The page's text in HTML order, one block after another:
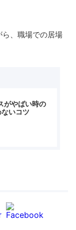
、職場での居場
がやばい時の
いコツ